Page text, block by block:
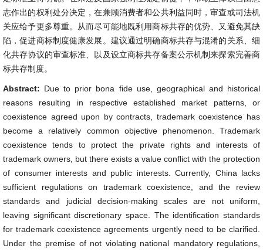
志作出的权利处分决定，在兼顾消费者和公共利益同时，审查或司法机
关应给予更多尊重。从而尽可能地既利用商标共存的优势、又避免其缺
陷，促进商标制度健康发展。建议通过明确商标共存与混淆的关系、细
化共存协议的审查标准、以及设立商标共存备案公示机制来探索完善商
标共存制度。
Abstract: Due to prior bona fide use, geographical and historical
reasons resulting in respective established market patterns, or
coexistence agreed upon by contracts, trademark coexistence has
become a relatively common objective phenomenon. Trademark
coexistence tends to protect the private rights and interests of
trademark owners, but there exists a value conflict with the protection
of consumer interests and public interests. Currently, China lacks
sufficient regulations on trademark coexistence, and the review
standards and judicial decision-making scales are not uniform,
leaving significant discretionary space. The identification standards
for trademark coexistence agreements urgently need to be clarified.
Under the premise of not violating national mandatory regulations,